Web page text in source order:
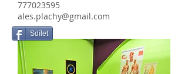
777023595
ales.plachy@gmail.com
Sdílet